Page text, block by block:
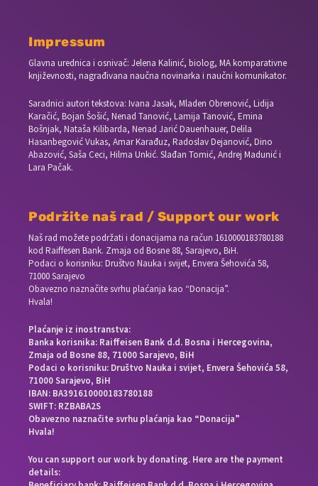
Impressum
Glavna urednica i osnivač: Jelena Kalinić, biolog, MA komparativne
književnosti, nagrađivana naučna novinarka i naučni komunikator.
Saradnici autori tekstova: Ivana Jasak, Mladen Obrenović, Lidija
Karačić, Bojan Šošić, Nenad Tanović, Lamija Tanović, Emina
Bošnjak, Nataša Kilibarda, Nenad Jarić Dauenhauer, Delila
Hasanbegović Vukas, Amar Karađuz, Radoslav Dejanović, Dino
Abazović, Saša Ceci, Hilma Unkić. Slađan Tomić, Andrej Madunić i
Lara Pačak.
Podržite naš rad / Support our work
Naš rad možete podržati i donacijama na račun 1610000183780188
kod Raiffesen Bank. Zmaja od Bosne 88, Sarajevo, BiH.
Podaci o korisniku: Društvo Nauka i svijet, Envera Šehovića 58,
71000 Sarajevo
Obavezno naznačite svrhu plaćanja kao “Donacija”.
Hvala!
Plaćanje iz inostranstva:
Banka korisnika: Raiffeisen Bank d.d. Bosna i Hercegovina,
Zmaja od Bosne 88, 71000 Sarajevo, BiH
Podaci o korisniku: Društvo Nauka i svijet, Envera Šehovića 58,
71000 Sarajevo, BiH
IBAN: BA391610000183780188
SWIFT: RZBABA2S
Obavezno naznačite svrhu plaćanja kao “Donacija”
Hvala!
You can support our work by donating. Here are the payment
details: